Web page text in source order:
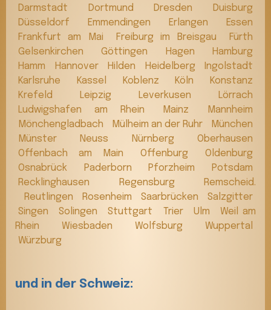
Darmstadt
Dortmund Dresden
Duisburg
Düsseldorf
Emmendingen Erlangen
Essen
Frankfurt am Mai
Freiburg im Breisgau
Fürth
Gelsenkirchen
Göttingen Hagen
Hamburg
Hamm
Hannover Hilden Heidelberg
Ingolstadt
Karlsruhe
Kassel Koblenz Köln
Konstanz
Krefeld
Leipzig Leverkusen
Lörrach
Ludwigshafen am Rhein
Mainz
Mannheim
Mönchengladbach
Mülheim an der Ruhr
München
Münster
Neuss Nürnberg
Oberhausen
Offenbach am Main
Offenburg
Oldenburg
Osnabrück
Paderborn Pforzheim
Potsdam
Recklinghausen
Regensburg
Remscheid.
Reutlingen
Rosenheim Saarbrücken
Salzgitter
Singen
Solingen Stuttgart Trier Ulm
Weil am
Rhein
Wiesbaden Wolfsburg
Wuppertal
Würzburg
und in der Schweiz: